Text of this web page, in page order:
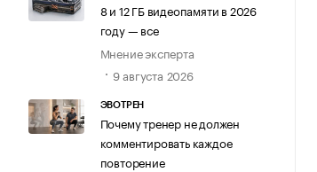
8 и 12 ГБ видеопамяти в 2026
году — все
Мнение эксперта
9 августа 2026
ЭВОТРЕН
Почему тренер не должен
комментировать каждое
повторение